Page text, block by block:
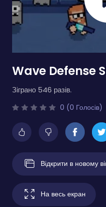
Wave Defense
Зіграно 546 разів.
0 (0 Голосів)
Відкрити в новому
На весь екран